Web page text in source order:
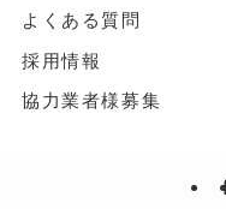
よくある質問
採用情報
協力業者様募集